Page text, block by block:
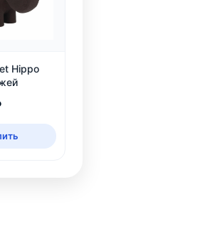
Hippo